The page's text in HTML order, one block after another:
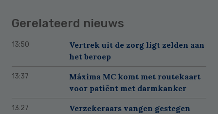
Gerelateerd nieuws
13:50
Vertrek uit de zorg ligt zelden aan
het beroep
13:37
Máxima MC komt met routekaart
voor patiënt met darmkanker
13:27
Verzekeraars vangen gestegen